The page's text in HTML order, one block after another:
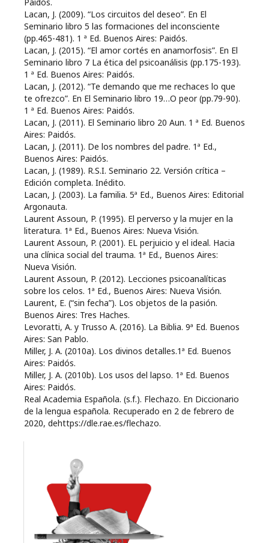
Lacan, J. (2009). “Los circuitos del deseo”. En El
Seminario libro 5 las formaciones del inconsciente
(pp.465-481). 1 ª Ed. Buenos Aires: Paidós.
Lacan, J. (2015). “El amor cortés en anamorfosis”. En El
Seminario libro 7 La ética del psicoanálisis (pp.175-193).
1 ª Ed. Buenos Aires: Paidós.
Lacan, J. (2012). “Te demando que me rechaces lo que
te ofrezco”. En El Seminario libro 19…O peor (pp.79-90).
1 ª Ed. Buenos Aires: Paidós.
Lacan, J. (2011). El Seminario libro 20 Aun. 1 ª Ed. Buenos
Aires: Paidós.
Lacan, J. (2011). De los nombres del padre. 1ª Ed.,
Buenos Aires: Paidós.
Lacan, J. (1989). R.S.I. Seminario 22. Versión crítica –
Edición completa. Inédito.
Lacan, J. (2003). La familia. 5ª Ed., Buenos Aires: Editorial
Argonauta.
Laurent Assoun, P. (1995). El perverso y la mujer en la
literatura. 1ª Ed., Buenos Aires: Nueva Visión.
Laurent Assoun, P. (2001). EL perjuicio y el ideal. Hacia
una clínica social del trauma. 1ª Ed., Buenos Aires:
Nueva Visión.
Laurent Assoun, P. (2012). Lecciones psicoanalíticas
sobre los celos. 1ª Ed., Buenos Aires: Nueva Visión.
Laurent, E. (“sin fecha”). Los objetos de la pasión.
Buenos Aires: Tres Haches.
Levoratti, A. y Trusso A. (2016). La Biblia. 9ª Ed. Buenos
Aires: San Pablo.
Miller, J. A. (2010a). Los divinos detalles.1ª Ed. Buenos
Aires: Paidós.
Miller, J. A. (2010b). Los usos del lapso. 1ª Ed. Buenos
Aires: Paidós.
Real Academia Española. (s.f.). Flechazo. En Diccionario
de la lengua española. Recuperado en 2 de febrero de
2020, dehttps://dle.rae.es/flechazo.